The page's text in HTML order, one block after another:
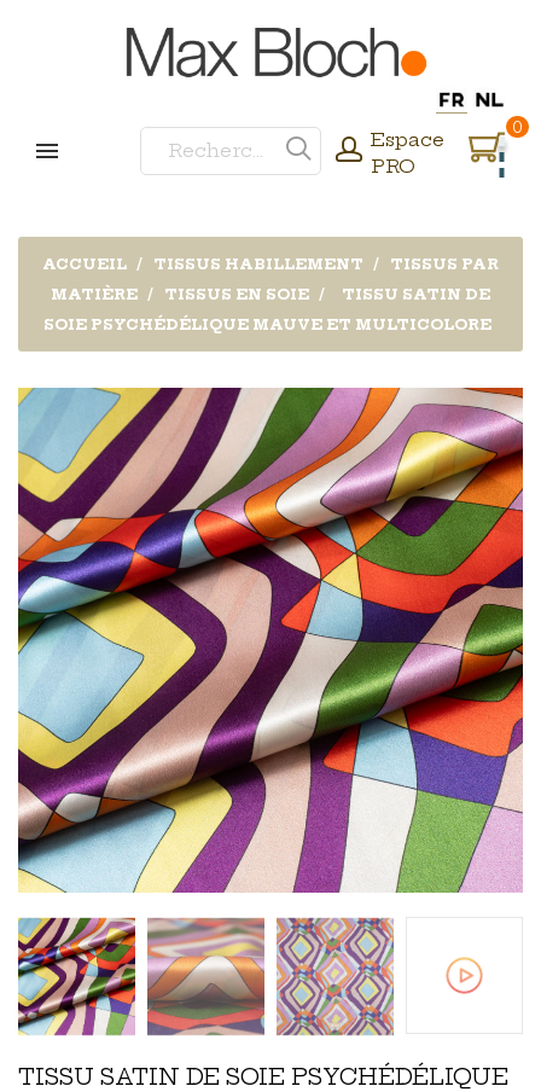
Espace
PRO
0
ACCUEIL TISSUS HABILLEMENT
TISSUS PAR
MATIÈRE
TISSUS EN SOIE
TISSU SATIN DE
SOIE PSYCHÉDÉLIQUE MAUVE ET MULTICOLORE
TISSU SATIN DE SOIE PSYCHÉDÉLIQUE